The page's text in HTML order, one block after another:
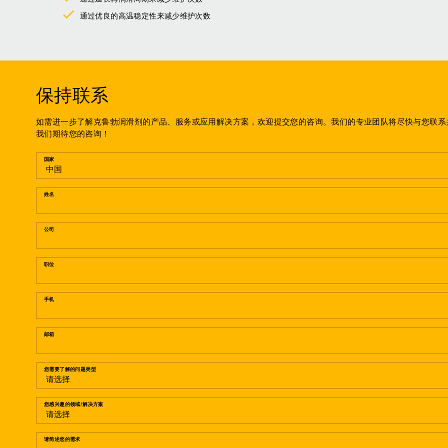
通过优良的高温稳定性来减少维护次数
保持联系
如需进一步了解克鲁勃润滑剂的产品、服务或应用解决方案，欢迎提交您的咨询。我们的专业团队将尽快与您联系
我们期待您的咨询！
留言
国家
姓名
公司
职位
手机
邮箱
您需要了解的问题类型
您感兴趣的领域/解决方案
请简述您的需求